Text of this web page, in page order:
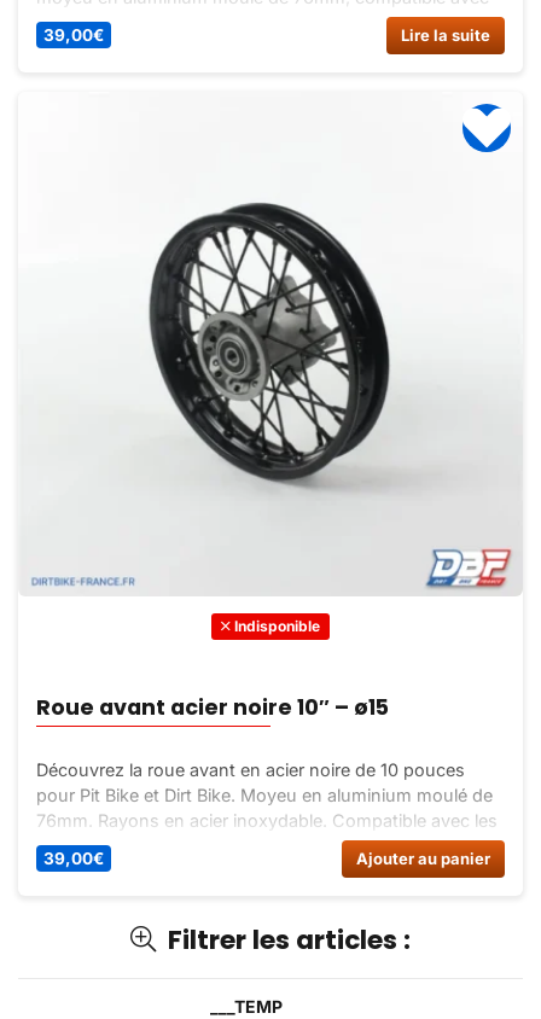
Filtrer les articles :
___TEMP
bras oscillants en 12mm. Livraison rapide.
39,00€ Lire la suite
Indisponible
Roue avant acier noire 10″ – ø15
Découvrez la roue avant en acier noire de 10 pouces
pour Pit Bike et Dirt Bike. Moyeu en aluminium moulé de
76mm. Rayons en acier inoxydable. Compatible avec les
fourches en 15mm. Vérifiez l’entraxe de votre disque de
frein.
39,00€ Ajouter au panier